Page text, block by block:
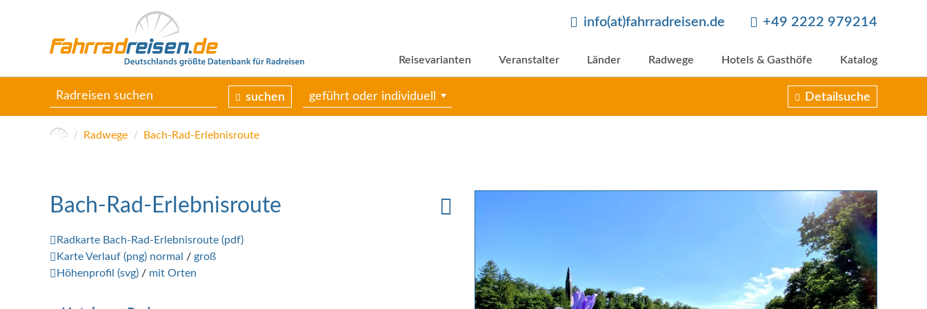
info(at)fahrradreisen.de +49 2222 979214
Reisevarianten Veranstalter Länder Radwege Hotels & Gasthöfe Katalog
suchen geführt oder individuell Detailsuche
Radwege Bach-Rad-Erlebnisroute
Bach-Rad-Erlebnisroute
Radkarte Bach-Rad-Erlebnisroute (pdf)
Karte Verlauf (png) normal
/ groß
Höhenprofil (svg) / mit Orten